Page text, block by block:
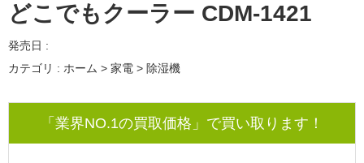
どこでもクーラー CDM-1421
発売日 :
カテゴリ : ホーム > 家電 > 除湿機
「業界NO.1の買取価格」で買い取ります！